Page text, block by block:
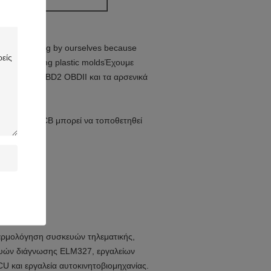
male plug by ourselves because
for making plastic moldsΈχουμε
OBD2 OBDII και τα αρσενικά
στο PCB μπορεί να τοποθετηθεί
συσκευών τηλεματικής,
διάγνωσης ELM327, εργαλείων
εργαλεία αυτοκινητοβιομηχανίας.